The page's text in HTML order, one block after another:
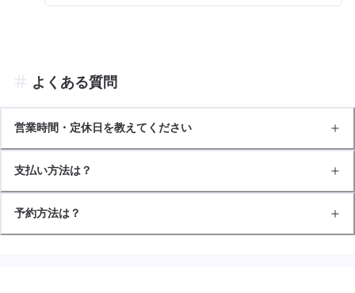
よくある質問
営業時間・定休日を教えてください
支払い方法は？
予約方法は？